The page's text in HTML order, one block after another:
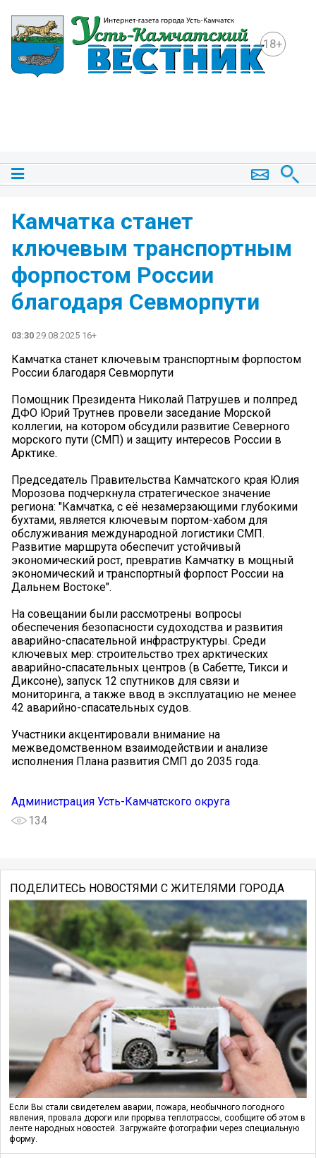
18+
Камчатка станет
ключевым транспортным
форпостом России
благодаря Севморпути
03:30 29.08.2025 16+
Камчатка станет ключевым транспортным форпостом
России благодаря Севморпути
Помощник Президента Николай Патрушев и полпред
ДФО Юрий Трутнев провели заседание Морской
коллегии, на котором обсудили развитие Северного
морского пути (СМП) и защиту интересов России в
Арктике.
Председатель Правительства Камчатского края Юлия
Морозова подчеркнула стратегическое значение
региона: "Камчатка, с её незамерзающими глубокими
бухтами, является ключевым портом-хабом для
обслуживания международной логистики СМП.
Развитие маршрута обеспечит устойчивый
экономический рост, превратив Камчатку в мощный
экономический и транспортный форпост России на
Дальнем Востоке".
На совещании были рассмотрены вопросы
обеспечения безопасности судоходства и развития
аварийно-спасательной инфраструктуры. Среди
ключевых мер: строительство трех арктических
аварийно-спасательных центров (в Сабетте, Тикси и
Диксоне), запуск 12 спутников для связи и
мониторинга, а также ввод в эксплуатацию не менее
42 аварийно-спасательных судов.
Участники акцентировали внимание на
межведомственном взаимодействии и анализе
исполнения Плана развития СМП до 2035 года.
Администрация Усть-Камчатского округа
134
ПОДЕЛИТЕСЬ НОВОСТЯМИ С ЖИТЕЛЯМИ ГОРОДА
Если Вы стали свидетелем аварии, пожара, необычного погодного
явления, провала дороги или прорыва теплотрассы, сообщите об этом в
ленте народных новостей. Загружайте фотографии через специальную
форму.